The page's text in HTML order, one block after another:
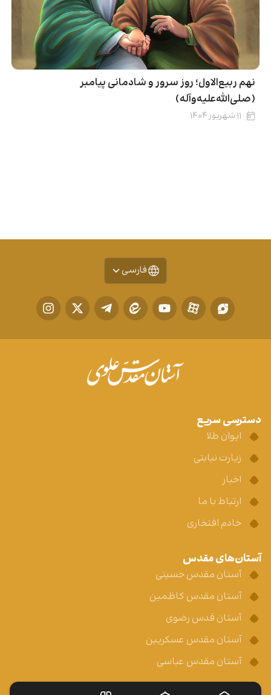
نهم ربیع‌الاول؛ روز سرور و شادمانی پیامبر
(صلی‌الله‌علیه‌وآله)
۱۱ شهریور ۱۴۰۴
فارسی
دسترسی سریع
ایوان طلا
زیارت نیابتی
اخبار
ارتباط با ما
خادم افتخاری
آستان‌های مقدس
آستان مقدس حسینی
آستان مقدس کاظمین
آستان قدس رضوی
آستان مقدس عسکریین
آستان مقدس عباسی